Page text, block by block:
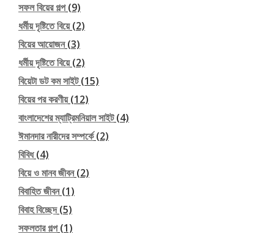
সফল বিয়ের গল্প(9)
ধর্মীয় দৃষ্টিতে বিয়ে(2)
বিয়ের আয়োজন(3)
ধর্মীয় দৃষ্টিতে বিয়ে(2)
বিয়েটা ডট কম সাইট(15)
বিয়ের পর করণীয়(12)
বাংলাদেশের ম্যাট্রিমনিয়াল সাইট(4)
ঈমানদার নারীদের সম্পর্কে(2)
বিবিধ(4)
বিয়ে ও মানব জীবন(2)
বিবাহিত জীবন(1)
বিবাহ বিচ্ছেদ(5)
সফলতার গল্প(1)